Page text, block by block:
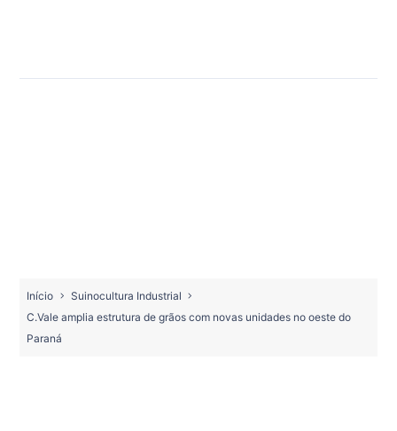
Início
Suinocultura Industrial
C.Vale amplia estrutura de grãos com novas unidades no oeste do
Paraná